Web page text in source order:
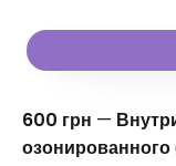
600 грн —